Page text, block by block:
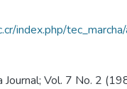
index.php/
Journal; Vol. 7 No. 2